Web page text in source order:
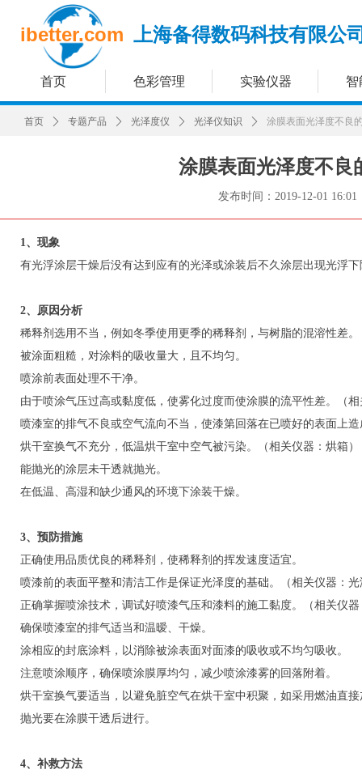
首页 色彩管理 实验仪器 智
ibetter.com 上海备得数码科技有限公
涂膜表面光泽度不良
发布时间： 2019-12-01 16:01
1、现象
有光浮涂层干燥后没有达到应有的光泽或涂装后不久涂层出现光浮
2、原因分析
稀释剂选用不当，例如冬季使用更季的稀释剂，与树脂的混溶性差。
被涂面粗糙，对涂料的吸收量大，且不均匀。
喷涂前表面处理不干净。
由于喷涂气压过高或黏度低，使雾化过度而使涂膜的流平性差。（
喷漆室的排气不良或空气流向不当，使漆第回落在已喷好的表面上
烘干室换气不充分，低温烘干室中空气被污染。（相关仪器：烘箱）
能抛光的涂层未干透就抛光。
在低温、高湿和缺少通风的环境下涂装干燥。
3、预防措施
正确使用品质优良的稀释剂，使稀释剂的挥发速度适宜。
喷漆前的表面平整和清洁工作是保证光泽度的基础。（相关仪器：
正确掌握喷涂技术，调试好喷漆气压和漆料的施工黏度。（相关仪
确保喷漆室的排气适当和温暧、干燥。
涂相应的封底涂料，以消除被涂表面对面漆的吸收或不均匀吸收。
注意喷涂顺序，确保喷涂膜厚均匀，减少喷涂漆雾的回落附着。
烘干室换气要适当，以避免脏空气在烘干室中积聚，如采用燃油直
抛光要在涂膜干透后进行。
4、补救方法
首页 ꄲ 专题产品 ꄲ 光泽度仪 ꄲ 光泽仪知识 ꄲ 涂膜表面光泽度不良